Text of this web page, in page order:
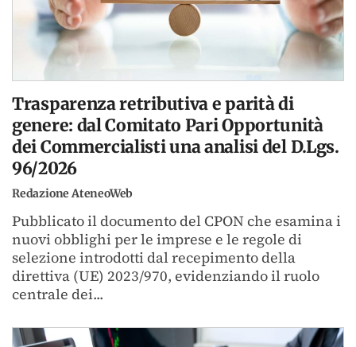
Trasparenza retributiva e parità di
genere: dal Comitato Pari Opportunità
dei Commercialisti una analisi del D.Lgs.
96/2026
Redazione AteneoWeb
Pubblicato il documento del CPON che esamina i
nuovi obblighi per le imprese e le regole di
selezione introdotti dal recepimento della
direttiva (UE) 2023/970, evidenziando il ruolo
centrale dei...